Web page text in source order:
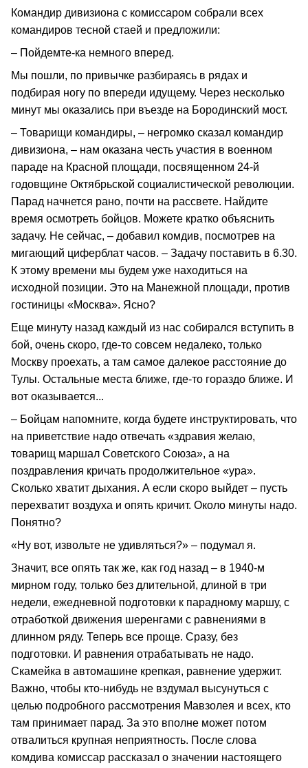
Командир дивизиона с комиссаром собрали всех
командиров тесной стаей и предложили:
– Пойдемте-ка немного вперед.
Мы пошли, по привычке разбираясь в рядах и
подбирая ногу по впереди идущему. Через несколько
минут мы оказались при въезде на Бородинский мост.
– Товарищи командиры, – негромко сказал командир
дивизиона, – нам оказана честь участия в военном
параде на Красной площади, посвященном 24-й
годовщине Октябрьской социалистической революции.
Парад начнется рано, почти на рассвете. Найдите
время осмотреть бойцов. Можете кратко объяснить
задачу. Не сейчас, – добавил комдив, посмотрев на
мигающий циферблат часов. – Задачу поставить в 6.30.
К этому времени мы будем уже находиться на
исходной позиции. Это на Манежной площади, против
гостиницы «Москва». Ясно?
Еще минуту назад каждый из нас собирался вступить в
бой, очень скоро, где-то совсем недалеко, только
Москву проехать, а там самое далекое расстояние до
Тулы. Остальные места ближе, где-то гораздо ближе. И
вот оказывается...
– Бойцам напомните, когда будете инструктировать, что
на приветствие надо отвечать «здравия желаю,
товарищ маршал Советского Союза», а на
поздравления кричать продолжительное «ура».
Сколько хватит дыхания. А если скоро выйдет – пусть
перехватит воздуха и опять кричит. Около минуты надо.
Понятно?
«Ну вот, извольте не удивляться?» – подумал я.
Значит, все опять так же, как год назад – в 1940-м
мирном году, только без длительной, длиной в три
недели, ежедневной подготовки к парадному маршу, с
отработкой движения шеренгами с равнениями в
длинном ряду. Теперь все проще. Сразу, без
подготовки. И равнения отрабатывать не надо.
Скамейка в автомашине крепкая, равнение удержит.
Важно, чтобы кто-нибудь не вздумал высунуться с
целью подробного рассмотрения Мавзолея и всех, кто
там принимает парад. За это вполне может потом
отвалиться крупная неприятность. После слова
комдива комиссар рассказал о значении настоящего